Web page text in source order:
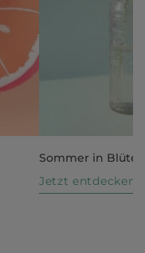
Sommer in Blüte
Jetzt entdecken